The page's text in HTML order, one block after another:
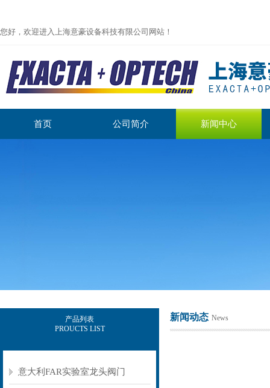
您好，欢迎进入上海意豪设备科技有限公司网站！
首页 公司简介 新闻中心
产品列表
PROUCTS LIST
意大利FAR实验室龙头阀门
新闻动态 News